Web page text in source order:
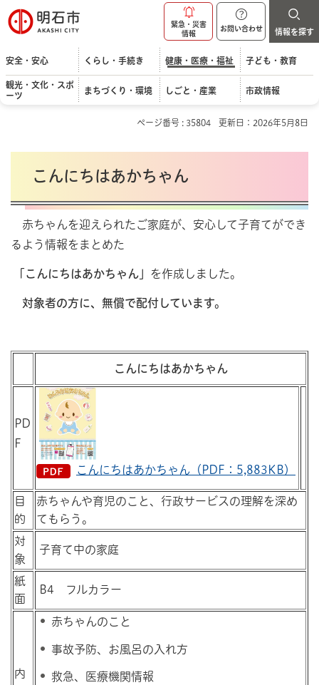
明石市
緊急・災害
情報
お問い合わせ 情報を探す
安全・安心 くらし・手続き 健康・医療・福祉 子ども・教育
観光・文化・スポ
ーツ
まちづくり・環境 しごと・産業 市政情報
ページ番号 : 35804 更新日：2026年5月8日
こんにちはあかちゃん
赤ちゃんを迎えられたご家庭が、安心して子育てができ
るよう情報をまとめた
「こんにちはあかちゃん」 を作成しました。
対象者の方に、無償で配付しています。
こんにちはあかちゃん
PD
F
こんにちはあかちゃん（PDF：5,883KB）
目
的
赤ちゃんや育児のこと、行政サービスの理解を深め
てもらう。
対
象
子育て中の家庭
紙
面
B4 フルカラー
内
赤ちゃんのこと
事故予防、お風呂の入れ方
救急、医療機関情報